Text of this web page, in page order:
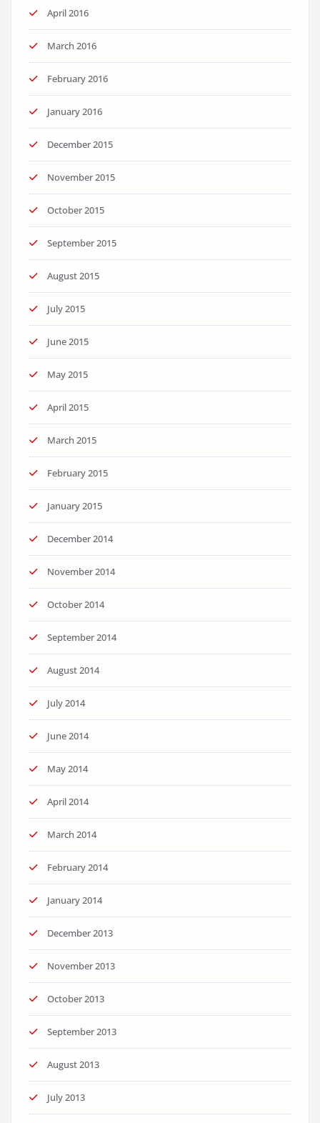
April 2016
March 2016
February 2016
January 2016
December 2015
November 2015
October 2015
September 2015
August 2015
July 2015
June 2015
May 2015
April 2015
March 2015
February 2015
January 2015
December 2014
November 2014
October 2014
September 2014
August 2014
July 2014
June 2014
May 2014
April 2014
March 2014
February 2014
January 2014
December 2013
November 2013
October 2013
September 2013
August 2013
July 2013